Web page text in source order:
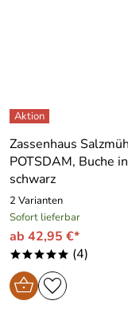
Zassenhaus
POTSDAM, Buche in
schwarz
2 Varianten
Sofort lieferbar
ab 42,95 €*
***** (4)